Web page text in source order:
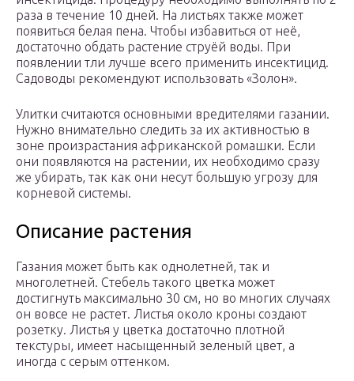
раза в течение 10 дней. На листьях также может
появиться белая пена. Чтобы избавиться от неё,
достаточно обдать растение струёй воды. При
появлении тли лучше всего применить инсектицид.
Садоводы рекомендуют использовать «Золон».
Улитки считаются основными вредителями газании.
Нужно внимательно следить за их активностью в
зоне произрастания африканской ромашки. Если
они появляются на растении, их необходимо сразу
же убирать, так как они несут большую угрозу для
корневой системы.
Описание растения
Газания может быть как однолетней, так и
многолетней. Стебель такого цветка может
достигнуть максимально 30 см, но во многих случаях
он вовсе не растет. Листья около кроны создают
розетку. Листья у цветка достаточно плотной
текстуры, имеет насыщенный зеленый цвет, а
иногда с серым оттенком.